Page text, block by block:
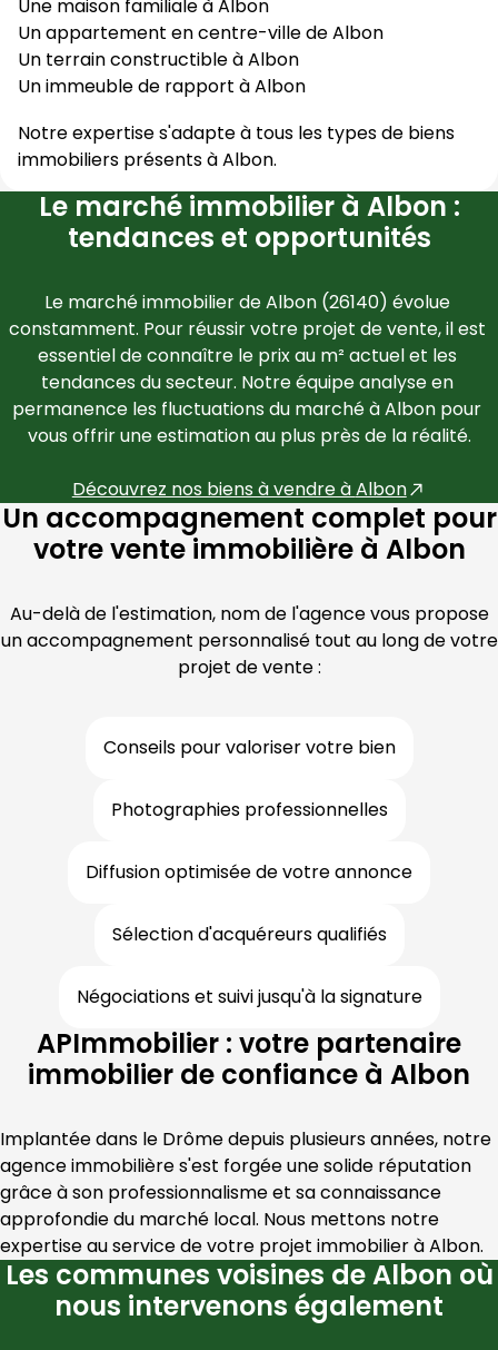
Une maison familiale àAlbon
Un appartement en centre-ville deAlbon
Un terrain constructible àAlbon
Un immeuble de rapport àAlbon
Notre expertise s'adapte à tous les types de biens
immobiliers présents àAlbon.
Le marché immobilier à Albon :
tendances et opportunités
Le marché immobilier de Albon (26140) évolue
constamment. Pour réussir votre projet de vente, il est
essentiel de connaître le prix au m² actuel et les
tendances du secteur. Notre équipe analyse en
permanence les fluctuations du marché à Albon pour
vous offrir une estimation au plus près de la réalité.
Découvrez nos biens à vendre à Albon
Un accompagnement complet pour
votre vente immobilière à Albon
Au-delà de l'estimation, nom de l'agence vous propose
un accompagnement personnalisé tout au long de votre
projet de vente :
Conseils pour valoriser votre bien
Photographies professionnelles
Diffusion optimisée de votre annonce
Sélection d'acquéreurs qualifiés
Négociations et suivi jusqu'à la signature
APImmobilier : votre partenaire
immobilier de confiance à Albon
Implantée dans le Drôme depuis plusieurs années, notre
agence immobilière s'est forgée une solide réputation
grâce à son professionnalisme et sa connaissance
approfondie du marché local. Nous mettons notre
expertise au service de votre projet immobilier à Albon.
Les communes voisines de Albon où
nous intervenons également